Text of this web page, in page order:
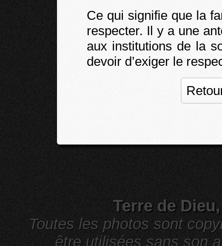
Ce qui signifie que la
respecter. Il y a une
aux institutions de la
devoir d’exiger le
Terre de
Toutes les photos sont
être utilisées sans son